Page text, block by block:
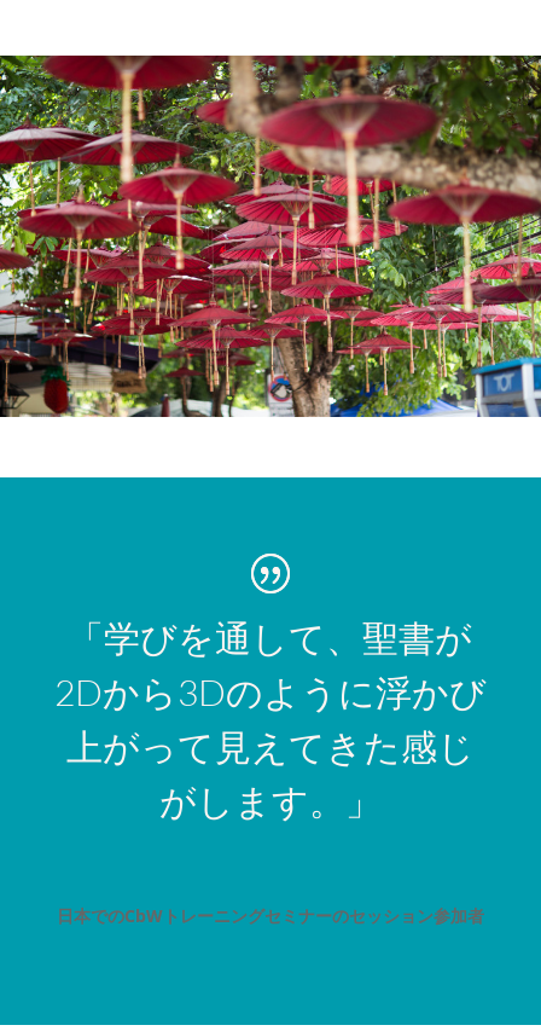
「学びを通して、聖書が
2Dから3Dのように浮かび
上がって見えてきた感じ
がします。」
日本でのCbWトレーニングセミナーのセッション参加者